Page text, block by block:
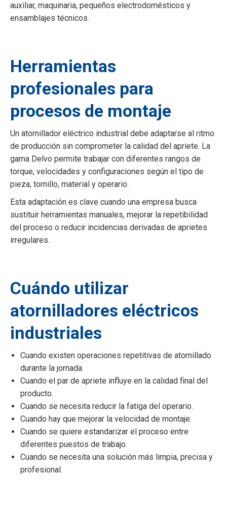
auxiliar, maquinaria, pequeños electrodomésticos y
ensamblajes técnicos.
Herramientas
profesionales para
procesos de montaje
Un atornillador eléctrico industrial debe adaptarse al ritmo
de producción sin comprometer la calidad del apriete. La
gama Delvo permite trabajar con diferentes rangos de
torque, velocidades y configuraciones según el tipo de
pieza, tornillo, material y operario.
Esta adaptación es clave cuando una empresa busca
sustituir herramientas manuales, mejorar la repetibilidad
del proceso o reducir incidencias derivadas de aprietes
irregulares.
Cuándo utilizar
atornilladores eléctricos
industriales
Cuando existen operaciones repetitivas de atornillado
durante la jornada.
Cuando el par de apriete influye en la calidad final del
producto.
Cuando se necesita reducir la fatiga del operario.
Cuando hay que mejorar la velocidad de montaje.
Cuando se quiere estandarizar el proceso entre
diferentes puestos de trabajo.
Cuando se necesita una solución más limpia, precisa y
profesional.